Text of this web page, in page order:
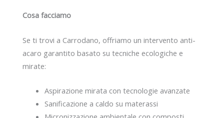
Cosa facciamo
Se ti trovi a Carrodano, offriamo un intervento anti-
acaro garantito basato su tecniche ecologiche e
mirate:
Aspirazione mirata con tecnologie avanzate
Sanificazione a caldo su materassi